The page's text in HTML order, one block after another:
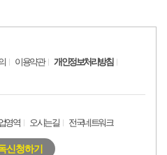
이용약관
개인정보처리방침
영역 오시는길 전국네트워크
신청하기